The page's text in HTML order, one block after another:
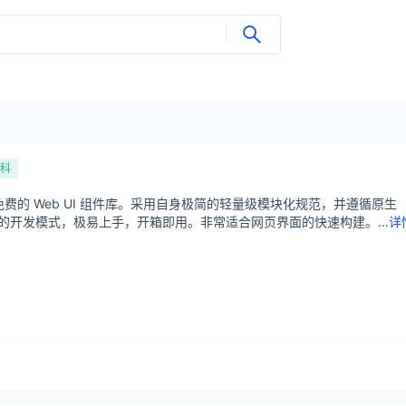
的 Web UI 组件库。采用自身极简的轻量级模块化规范，并遵循原生
开发模式，极易上手，开箱即用。非常适合网页界面的快速构建。...详